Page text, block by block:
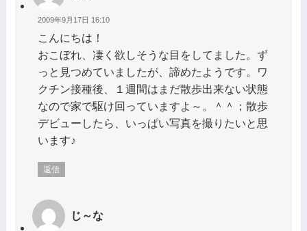
2009年9月17日 16:10
こんにちは！
おこぼれ、凄く欲しそうな目をしてました。ず
っと見つめていましたが、諦めたようです。ワ
クチン接種後、１週間はまだ散歩出来ない状態
なので家で駆け回っていますよ～。＾＾；散歩
デビューしたら、いっぱい写真を撮りたいと思
います♪
返信
じ～な